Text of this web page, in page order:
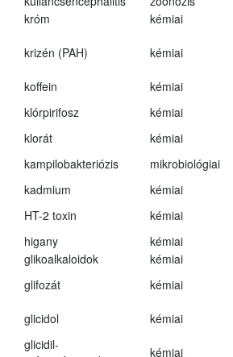
króm
kémiai
krizén (PAH) kémiai
koffein
kémiai
klórpirifosz
kémiai
klorát
kémiai
kampilobakteriózis
mikrobiológiai
kadmium
kémiai
HT-2 toxin
kémiai
higany
kémiai
glikoalkaloidok
kémiai
glifozát
kémiai
glicidol
kémiai
glicidil-
kémiai